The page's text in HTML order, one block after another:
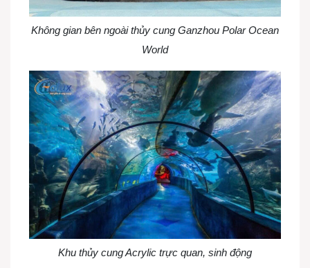
Không gian bên ngoài thủy cung Ganzhou Polar Ocean
World
Khu thủy cung Acrylic trực quan, sinh động